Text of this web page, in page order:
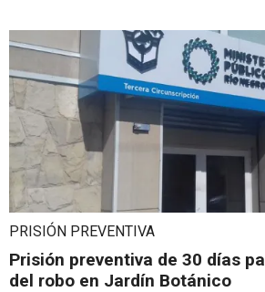
PRISIÓN PREVENTIVA
Prisión preventiva de 30 días
del robo en Jardín Botánico